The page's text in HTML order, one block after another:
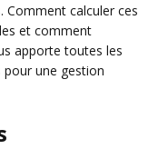
Comment calculer ces
et comment
apporte toutes les
pour une gestion